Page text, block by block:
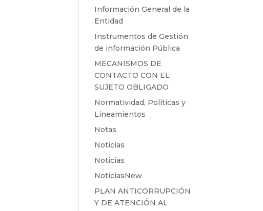
Información General de la
Entidad
Instrumentos de Gestión
de información Pública
MECANISMOS DE
CONTACTO CON EL
SUJETO OBLIGADO
Normatividad, Políticas y
Lineamientos
Notas
Noticias
Noticias
NoticiasNew
PLAN ANTICORRUPCIÓN
Y DE ATENCIÓN AL